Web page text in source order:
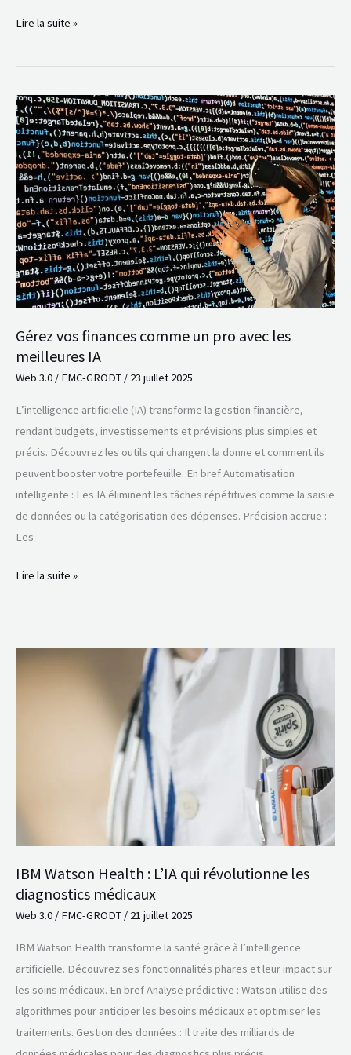
Lire la suite »
Gérez vos finances comme un pro avec les
meilleures IA
Web 3.0 / FMC-GRODT / 23 juillet 2025
L’intelligence artificielle (IA) transforme la gestion financière,
rendant budgets, investissements et prévisions plus simples et
précis. Découvrez les outils qui changent la donne et comment ils
peuvent booster votre portefeuille. En bref Automatisation
intelligente : Les IA éliminent les tâches répétitives comme la saisie
de données ou la catégorisation des dépenses. Précision accrue :
Les
Gérez
vos
finances
comme
un
pro
avec
les
meilleures
IA
Lire la suite »
IBM Watson Health : L’IA qui révolutionne les
diagnostics médicaux
Web 3.0 / FMC-GRODT / 21 juillet 2025
IBM Watson Health transforme la santé grâce à l’intelligence
artificielle. Découvrez ses fonctionnalités phares et leur impact sur
les soins médicaux. En bref Analyse prédictive : Watson utilise des
algorithmes pour anticiper les besoins médicaux et optimiser les
traitements. Gestion des données : Il traite des milliards de
médicaux